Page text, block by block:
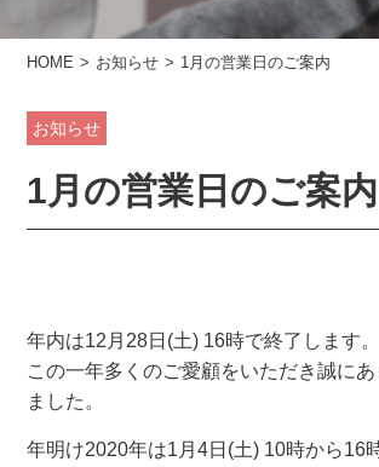
HOME お知らせ 1月の営業日のご案内
お知らせ
1月の営業日のご案内
年内は12月28日(土) 16時で終了します。
この一年多くのご愛顧をいただき誠に
ました。
年明け2020年は1月4日(土) 10時から16